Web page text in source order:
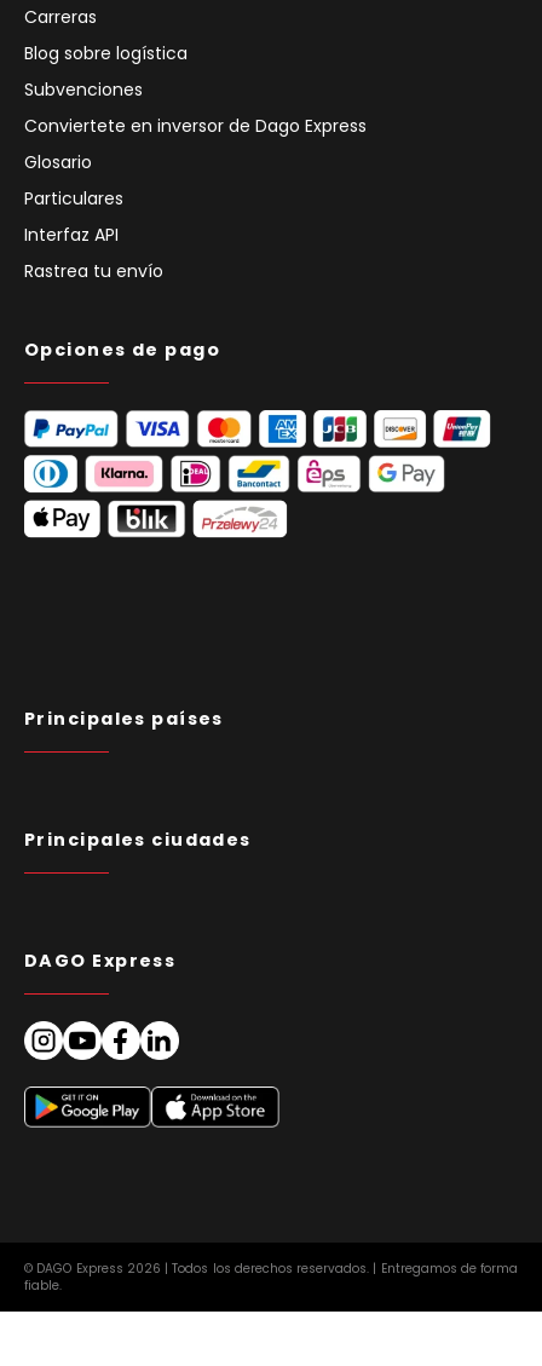
Carreras
Blog sobre logística
Subvenciones
Conviertete en inversor de Dago Express
Glosario
Particulares
Interfaz API
Rastrea tu envío
Opciones de pago
Principales países
Principales ciudades
DAGO Express
© DAGO Express 2026 | Todos los derechos reservados. | Entregamos de forma
fiable.